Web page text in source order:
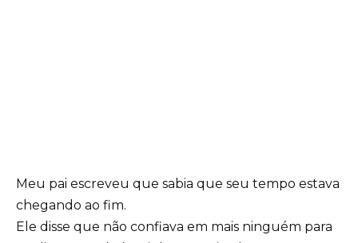
Meu pai escreveu que sabia que seu tempo estava
chegando ao fim.
Ele disse que não confiava em mais ninguém para